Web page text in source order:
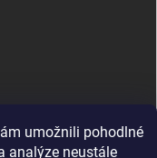
umožnili pohodlné
analýze neustále